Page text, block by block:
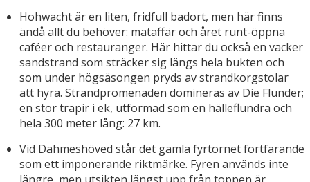
Hohwacht är en liten, fridfull badort, men här finns
ändå allt du behöver: mataffär och året runt-öppna
caféer och restauranger. Här hittar du också en vacker
sandstrand som sträcker sig längs hela bukten och
som under högsäsongen pryds av strandkorgstolar
att hyra. Strandpromenaden domineras av Die Flunder;
en stor träpir i ek, utformad som en hälleflundra och
hela 300 meter lång: 27 km.
Vid Dahmeshöved står det gamla fyrtornet fortfarande
som ett imponerande riktmärke. Fyren används inte